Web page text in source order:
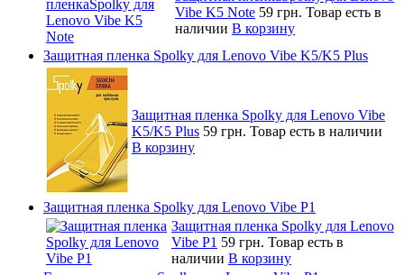
Vibe K5 Note 59 грн. Товар есть в
наличии В корзину
Защитная пленка Spolky для Lenovo Vibe K5/K5 Plus
Защитная пленка Spolky для Lenovo Vibe
K5/K5 Plus 59 грн. Товар есть в наличии
В корзину
Защитная пленка Spolky для Lenovo Vibe P1
Защитная пленка Spolky для Lenovo
Vibe P1 59 грн. Товар есть в
наличии В корзину